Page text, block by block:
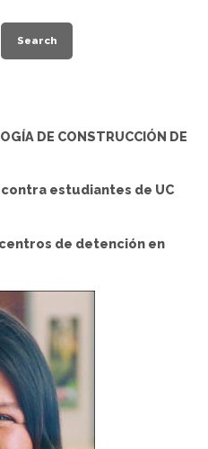
Search
DE CONSTRUCCIÓN DE
estudiantes de UC
de detención en